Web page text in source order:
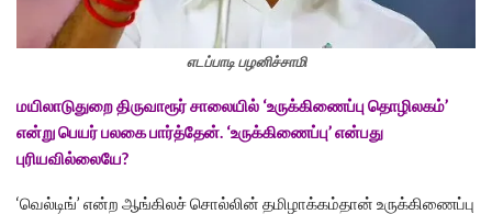
எடப்பாடி பழனிச்சாமி
மயிலாடுதுறை திருவாரூர் சாலையில் ‘உருக்கிணைப்பு தொழிலகம்’
என்று பெயர் பலகை பார்த்தேன். ‘உருக்கிணைப்பு’ என்பது
புரியவில்லையே?
‘வெல்டிங்’ என்ற ஆங்கிலச் சொல்லின் தமிழாக்கம்தான் உருக்கிணைப்பு